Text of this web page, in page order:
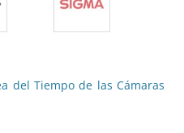
del Tiempo de las Cámaras